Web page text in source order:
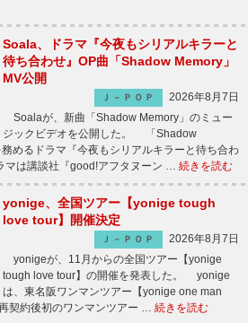
Soala、ドラマ『今夜もシリアルキラーと
待ち合わせ』OP曲「Shadow Memory」
MV公開
Ｊ－ＰＯＰ
2026年8月7日
Soalaが、新曲「Shadow Memory」のミュー
ジックビデオを公開した。 「Shadow
めるドラマ『今夜もシリアルキラーと待ち合わ
マは講談社『good!アフタヌーン … 続きを読む
yonige、全国ツアー【yonige tough
love tour】開催決定
Ｊ－ＰＯＰ
2026年8月7日
yonigeが、11月からの全国ツアー【yonige
tough love tour】の開催を発表した。 yonige
は、東名阪ワンマンツアー【yonige one man
契約後初のワンマンツアー … 続きを読む